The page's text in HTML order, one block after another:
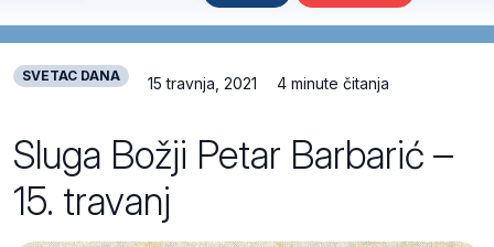
SVETAC DANA 15 travnja, 2021 4 minute čitanja
Sluga Božji Petar Barbarić –
15. travanj